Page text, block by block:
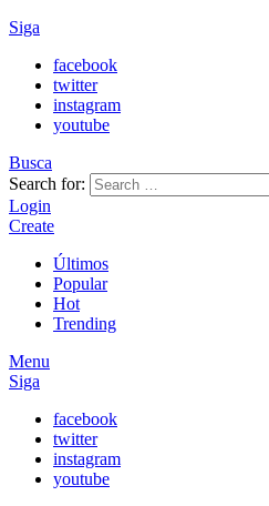
Siga
facebook
twitter
instagram
youtube
Busca
Search for:
Login
Create
Últimos
Popular
Hot
Trending
Menu
Siga
facebook
twitter
instagram
youtube